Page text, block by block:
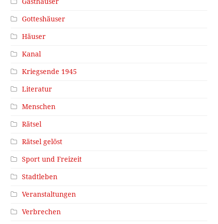
Gotteshäuser
Häuser
Kanal
Kriegsende 1945
Literatur
Menschen
Rätsel
Rätsel gelöst
Sport und Freizeit
Stadtleben
Veranstaltungen
Verbrechen